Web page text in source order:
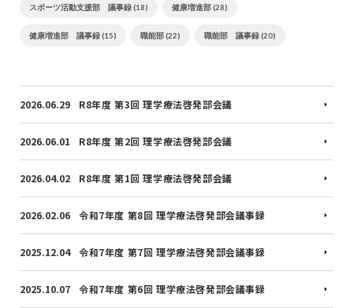
スポーツ活動支援部 議事録 (18) 健康増進部 (28)
健康増進部 議事録 (15) 職能部 (22) 職能部 議事録 (20)
2026.06.29 R8年度 第3回 理学療法啓発部会議
2026.06.01 R8年度 第2回 理学療法啓発部会議
2026.04.02 R8年度 第1回 理学療法啓発部会議
2026.02.06 令和7年度 第8回 理学療法啓発部会議事録
2025.12.04 令和7年度 第7回 理学療法啓発部会議事録
2025.10.07 令和7年度 第6回 理学療法啓発部会議事録